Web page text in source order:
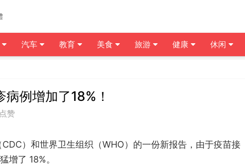
例增加了18%！
赞
）和世界卫生组织（WHO）的一份新报告，由于疫苗接
增了 18%。
汽车 教育 美食 旅游 健康 休闲